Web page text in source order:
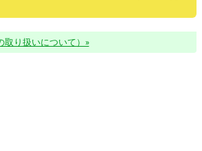
取り扱いについて）»